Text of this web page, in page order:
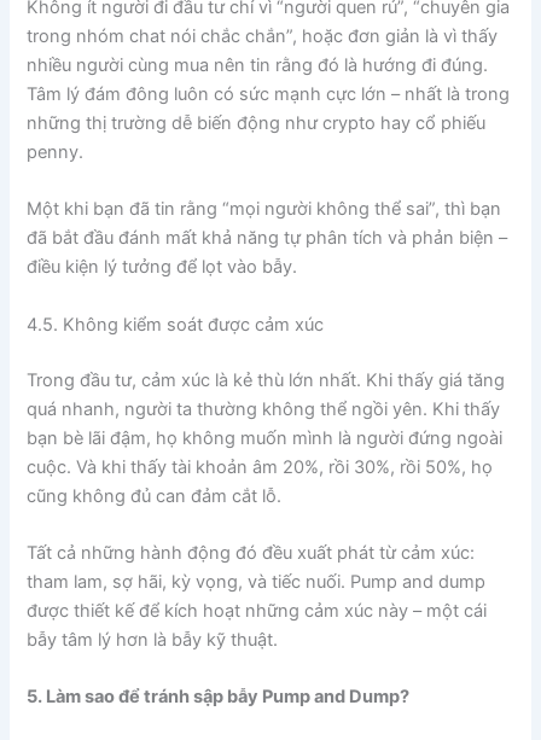
Không ít người đi đầu tư chỉ vì “người quen rủ”, “chuyên gia
trong nhóm chat nói chắc chắn”, hoặc đơn giản là vì thấy
nhiều người cùng mua nên tin rằng đó là hướng đi đúng.
Tâm lý đám đông luôn có sức mạnh cực lớn – nhất là trong
những thị trường dễ biến động như crypto hay cổ phiếu
penny.
Một khi bạn đã tin rằng “mọi người không thể sai”, thì bạn
đã bắt đầu đánh mất khả năng tự phân tích và phản biện –
điều kiện lý tưởng để lọt vào bẫy.
4.5. Không kiểm soát được cảm xúc
Trong đầu tư, cảm xúc là kẻ thù lớn nhất. Khi thấy giá tăng
quá nhanh, người ta thường không thể ngồi yên. Khi thấy
bạn bè lãi đậm, họ không muốn mình là người đứng ngoài
cuộc. Và khi thấy tài khoản âm 20%, rồi 30%, rồi 50%, họ
cũng không đủ can đảm cắt lỗ.
Tất cả những hành động đó đều xuất phát từ cảm xúc:
tham lam, sợ hãi, kỳ vọng, và tiếc nuối. Pump and dump
được thiết kế để kích hoạt những cảm xúc này – một cái
bẫy tâm lý hơn là bẫy kỹ thuật.
5. Làm sao để tránh sập bẫy Pump and Dump?